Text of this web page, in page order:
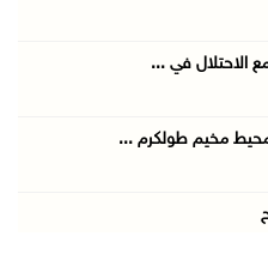
الاحتلال في ...
مخيم طولكرم ...